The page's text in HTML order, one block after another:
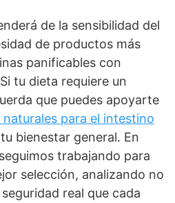
de la sensibilidad del
de productos más
panificables con
tu dieta requiere un
que puedes apoyarte
para el intestino
bienestar general. En
trabajando para
selección, analizando no
real que cada